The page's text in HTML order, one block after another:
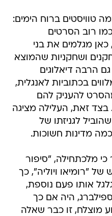
טוויסטים ברוח הימים:
רוב הסרטים
כאן מגלמים את בני
ושחקניות שהמוצא
הרבה דיאלוגים
בכתוביות לאנגלית,
להעניק להם
זאת, העלילה מציגה
לגניזתו של
מדינות חשוכות.
כי מלכתחילה, "סיפור
"רומיאו ויוליה", כך
אותו פעם נוספת,
היה אם כך
מוצלח, זו כבר שאלה